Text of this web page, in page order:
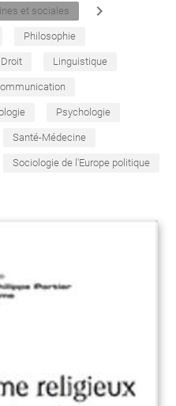
et sociales navigate_next
Philosophie
Droit Linguistique
Psychologie
Santé-Médecine
Sociologie de l'Europe politique